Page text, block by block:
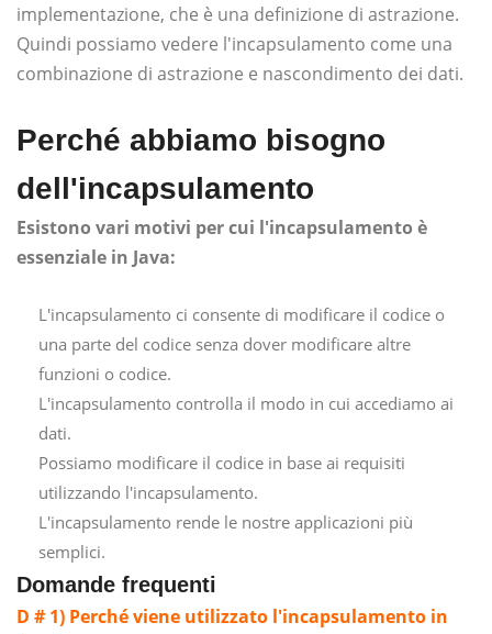
implementazione, che è una definizione di astrazione.
Quindi possiamo vedere l'incapsulamento come una
combinazione di astrazione e nascondimento dei dati.
Perché abbiamo bisogno
dell'incapsulamento
Esistono vari motivi per cui l'incapsulamento è
essenziale in Java:
L'incapsulamento ci consente di modificare il codice o
una parte del codice senza dover modificare altre
funzioni o codice.
L'incapsulamento controlla il modo in cui accediamo ai
dati.
Possiamo modificare il codice in base ai requisiti
utilizzando l'incapsulamento.
L'incapsulamento rende le nostre applicazioni più
semplici.
Domande frequenti
D # 1) Perché viene utilizzato l'incapsulamento in